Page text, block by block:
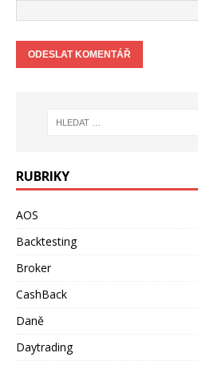
RUBRIKY
AOS
Backtesting
Broker
CashBack
Daně
Daytrading